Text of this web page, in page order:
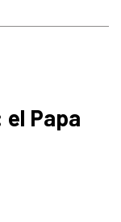
el Papa